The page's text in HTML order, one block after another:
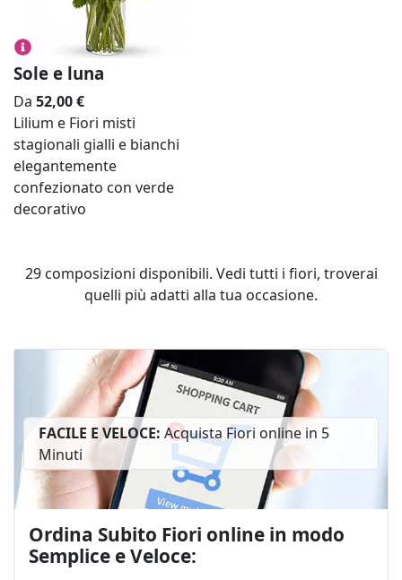
Sole e luna
Da 52,00€
Lilium e Fiori misti
stagionali gialli e bianchi
elegantemente
confezionato con verde
decorativo
29composizioni disponibili. Vedi tutti i fiori, troverai
quelli più adatti alla tua occasione.
Banner inferiori
FACILE E VELOCE:Acquista Fiori online in 5
Minuti
Ordina Subito Fiori online in modo
Semplice e Veloce: